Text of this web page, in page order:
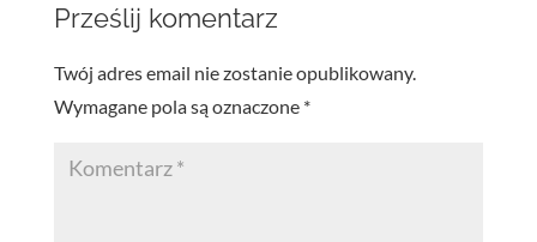
Prześlij komentarz
Twój adres email nie zostanie opublikowany.
Wymagane pola są oznaczone *